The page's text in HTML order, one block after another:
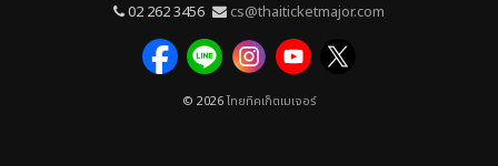
02 262 3456 cs@thaiticketmajor.com
© 2026ไทยทิคเก็ตเมเจอร์